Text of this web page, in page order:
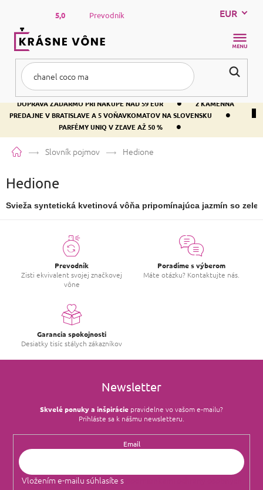
obsah
DOPRAVA ZADARMO PRI NÁKUPE NAD 59 EUR •
2 KAMENNÁ
PREDAJNE V BRATISLAVE A 5 VOŇAVKOMATOV NA SLOVENSKU
•
PARFÉMY UNIQ V ZĽAVE AŽ 50 % •
5,0 Prevodník EUR
DomovSlovník pojmov Hedione
Hedione
Svieža syntetická kvetinová vôňa pripomínajúca jazmín so
Prevodník
Zisti ekvivalent svojej značkovej
vône
Poradíme s výberom
Máte otázku? Kontaktujte nás.
Garancia spokojnosti
Desiatky tisíc stálych zákazníkov
Newsletter
Skvelé ponuky a inšpirácie pravidelne vo vašom e‑mailu?
Prihláste sa k nášmu newsletteru.
Email
Vložením e-mailu súhlasíte s